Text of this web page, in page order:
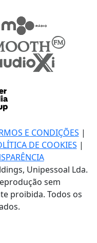
E CONDIÇÕES |
DE COOKIES |
Unipessoal Lda.
sem
proibida. Todos os